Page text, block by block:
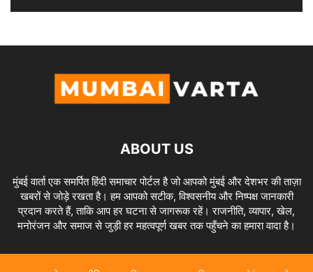
ABOUT US
मुंबई वार्ता एक समर्पित हिंदी समाचार पोर्टल है जो आपको मुंबई और देशभर की ताज़ा
खबरों से जोड़े रखता है। हम आपको सटीक, विश्वसनीय और निष्पक्ष जानकारी
प्रदान करते हैं, ताकि आप हर घटना से जागरूक रहें। राजनीति, व्यापार, खेल,
मनोरंजन और समाज से जुड़ी हर महत्वपूर्ण खबर तक पहुँचने का हमारा वादा है।